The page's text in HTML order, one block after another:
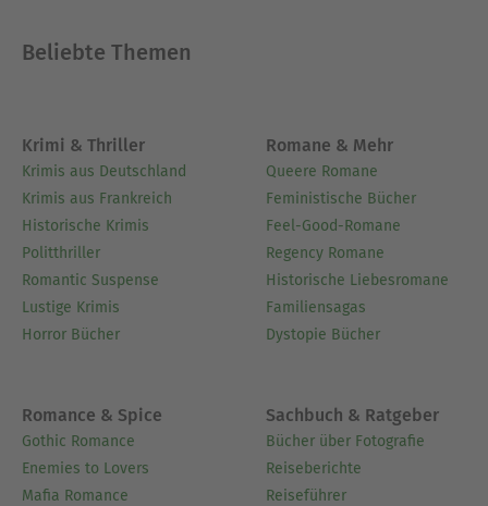
Beliebte Themen
Krimi & Thriller
Krimis aus Deutschland
Krimis aus Frankreich
Historische Krimis
Politthriller
Romantic Suspense
Lustige Krimis
Horror Bücher
Romane & Mehr
Queere Romane
Feministische Bücher
Feel-Good-Romane
Regency Romane
Historische Liebesromane
Familiensagas
Dystopie Bücher
Romance & Spice
Gothic Romance
Enemies to Lovers
Mafia Romance
Sachbuch & Ratgeber
Bücher über Fotografie
Reiseberichte
Reiseführer